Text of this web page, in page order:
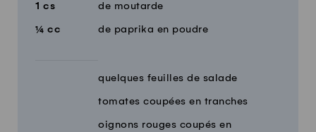
1 cs de moutarde
¼ cc de paprika en poudre
quelques feuilles de salade
tomates coupées en tranches
oignons rouges coupés en